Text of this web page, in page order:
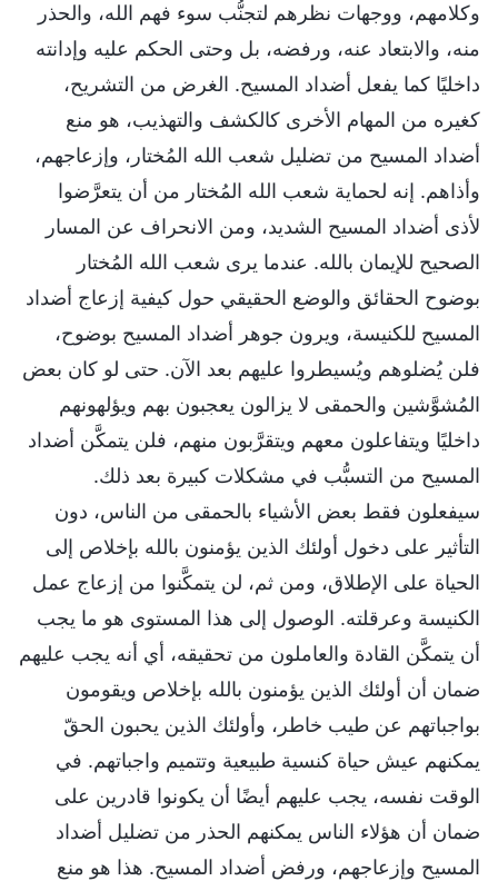
وكلامهم، ووجهات نظرهم لتجنُّب سوء فهم الله، والحذر
منه، والابتعاد عنه، ورفضه، بل وحتى الحكم عليه وإدانته
داخليًا كما يفعل أضداد المسيح. الغرض من التشريح،
كغيره من المهام الأخرى كالكشف والتهذيب، هو منع
أضداد المسيح من تضليل شعب الله المُختار، وإزعاجهم،
وأذاهم. إنه لحماية شعب الله المُختار من أن يتعرَّضوا
لأذى أضداد المسيح الشديد، ومن الانحراف عن المسار
الصحيح للإيمان بالله. عندما يرى شعب الله المُختار
بوضوح الحقائق والوضع الحقيقي حول كيفية إزعاج أضداد
المسيح للكنيسة، ويرون جوهر أضداد المسيح بوضوح،
فلن يُضلوهم ويُسيطروا عليهم بعد الآن. حتى لو كان بعض
المُشوَّشين والحمقى لا يزالون يعجبون بهم ويؤلهونهم
داخليًا ويتفاعلون معهم ويتقرَّبون منهم، فلن يتمكَّن أضداد
المسيح من التسبُّب في مشكلات كبيرة بعد ذلك.
سيفعلون فقط بعض الأشياء بالحمقى من الناس، دون
التأثير على دخول أولئك الذين يؤمنون بالله بإخلاص إلى
الحياة على الإطلاق، ومن ثم، لن يتمكَّنوا من إزعاج عمل
الكنيسة وعرقلته. الوصول إلى هذا المستوى هو ما يجب
أن يتمكَّن القادة والعاملون من تحقيقه، أي أنه يجب عليهم
ضمان أن أولئك الذين يؤمنون بالله بإخلاص ويقومون
بواجباتهم عن طيب خاطر، وأولئك الذين يحبون الحقّ
يمكنهم عيش حياة كنسية طبيعية وتتميم واجباتهم. في
الوقت نفسه، يجب عليهم أيضًا أن يكونوا قادرين على
ضمان أن هؤلاء الناس يمكنهم الحذر من تضليل أضداد
المسيح وإزعاجهم، ورفض أضداد المسيح. هذا هو منع